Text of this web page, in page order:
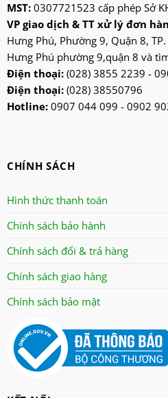
kdk
ktp
lifan
Mitsubishi
nanoco
ninosun
oulai
Panasonic
robot
senko
sharp
sunhouse
superwin
tiger
MST: 0307721523 cấp phép Sở
VP giao dịch & TT xử lý đơn
Hưng Phú, Phường 9, Quận 8,
Hưng Phú phường 9,quận 8 và
Điện thoại: (028) 3855 2239 -
Điện thoại: (028) 38550796
Hotline:0907 044 099 - 0902
CHÍNH SÁCH
Hình thức thanh toán
Chính sách bảo hành
Chính sách đổi & trả hàng
Chính sách giao hàng
Chính sách bảo mật